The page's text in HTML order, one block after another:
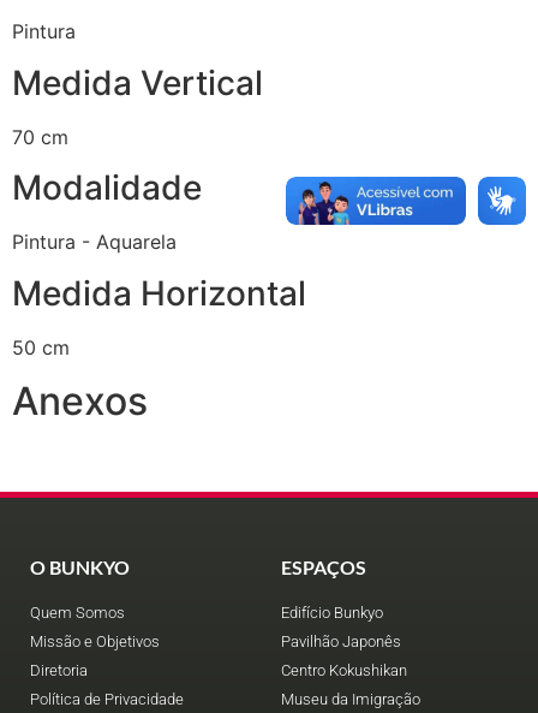
Pintura
Medida Vertical
70 cm
Modalidade
Pintura - Aquarela
Medida Horizontal
50 cm
Anexos
O BUNKYO
Quem Somos
Missão e Objetivos
Diretoria
Política de Privacidade
ESPAÇOS
Edifício Bunkyo
Pavilhão Japonês
Centro Kokushikan
Museu da Imigração